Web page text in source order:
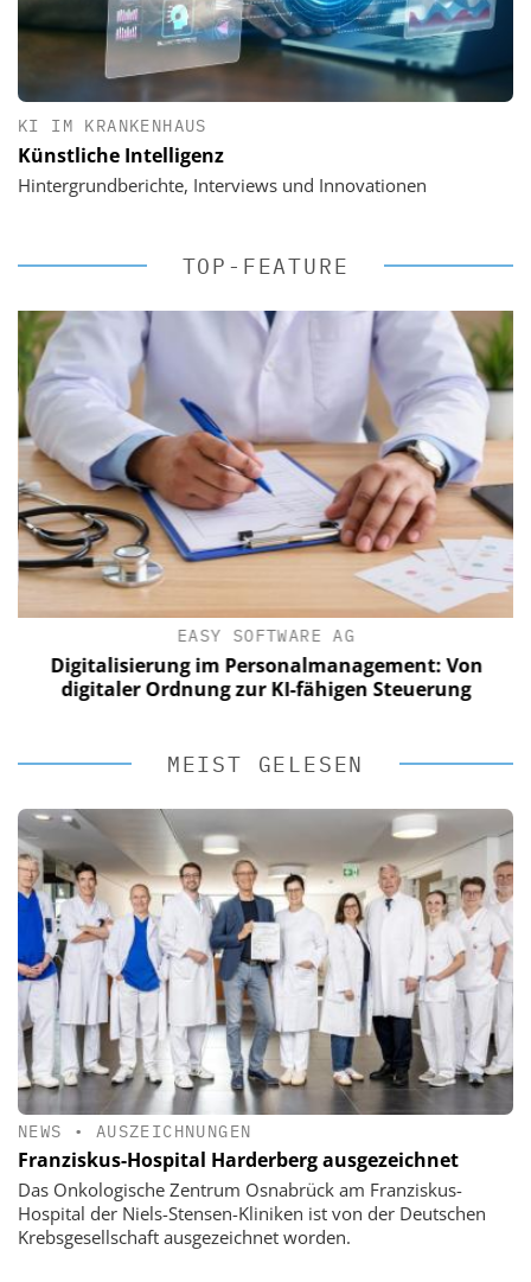
KI IM KRANKENHAUS
Künstliche Intelligenz
Hintergrundberichte, Interviews und Innovationen
TOP-FEATURE
EASY SOFTWARE AG
Digitalisierung im Personalmanagement: Von
digitaler Ordnung zur KI-fähigen Steuerung
MEIST GELESEN
NEWS • AUSZEICHNUNGEN
Franziskus-Hospital Harderberg ausgezeichnet
Das Onkologische Zentrum Osnabrück am Franziskus-
Hospital der Niels-Stensen-Kliniken ist von der Deutschen
Krebsgesellschaft ausgezeichnet worden.